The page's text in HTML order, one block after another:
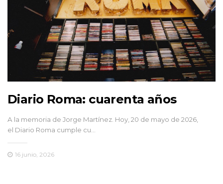
Diario Roma: cuarenta años
A la memoria de Jorge Martínez. Hoy, 20 de mayo de 2026,
el Diario Roma cumple cu…
16 junio, 2026